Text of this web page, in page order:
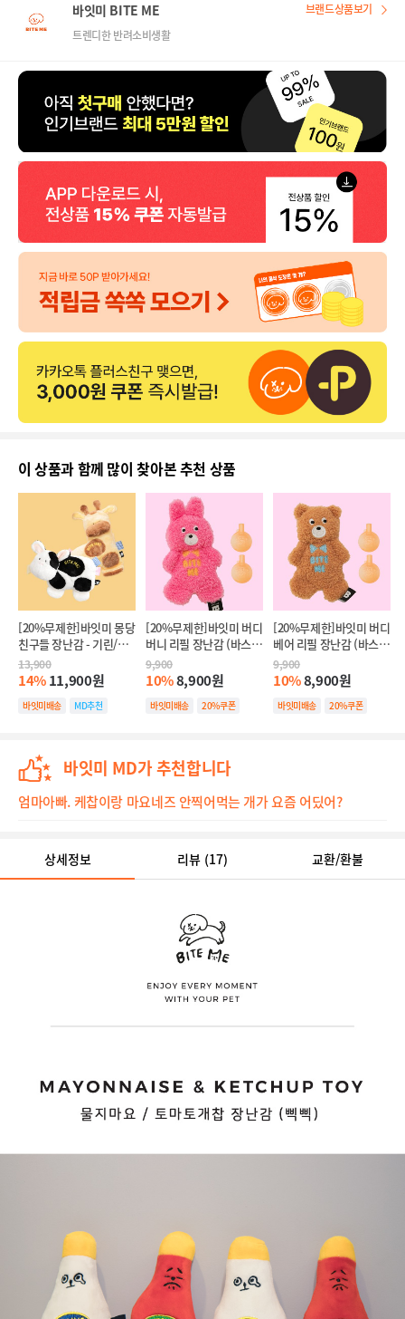
바잇미 BITE ME
트렌디한 반려소비생활
브랜드상품보기
이 상품과 함께 많이 찾아본 추천 상품
[20%무제한]바잇미 몽당
친구들 장난감 - 기린/얼
룩소 (바스락/삑삑)
13,900
14%11,900원
바잇미배송
MD추천
[20%무제한]바잇미 버디
버니 리필 장난감 (바스
락/삑삑)
9,900
10%8,900원
바잇미배송 20%쿠폰
[20%무제한]바잇미 버디
베어 리필 장난감 (바스
락/삑삑)
9,900
10%8,900원
바잇미배송 20%쿠폰
바잇미 MD가 추천합니다
엄마아빠. 케찹이랑 마요네즈 안찍어먹는 개가 요즘 어딨어?
상세정보 리뷰 (17) 교환/환불